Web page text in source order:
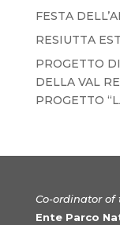
FESTA
RESIUTTA
PROGETTO
DELLA VAL
PROGETTO
Co-ordinator of
Ente Parco